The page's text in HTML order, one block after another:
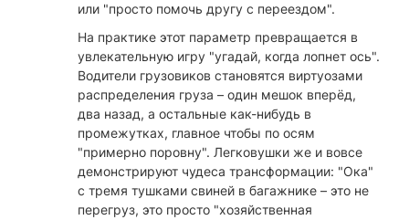
или "просто помочь другу с переездом".
На практике этот параметр превращается в
увлекательную игру "угадай, когда лопнет ось".
Водители грузовиков становятся виртуозами
распределения груза – один мешок вперёд,
два назад, а остальные как-нибудь в
промежутках, главное чтобы по осям
"примерно поровну". Легковушки же и вовсе
демонстрируют чудеса трансформации: "Ока"
с тремя тушками свиней в багажнике – это не
перегруз, это просто "хозяйственная